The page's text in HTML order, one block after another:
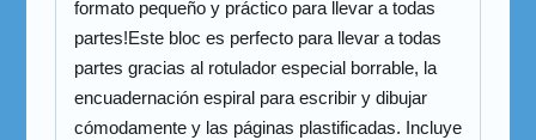
formato pequeño y práctico para llevar a todas
partes!Este bloc es perfecto para llevar a todas
partes gracias al rotulador especial borrable, la
encuadernación espiral para escribir y dibujar
cómodamente y las páginas plastificadas. Incluye